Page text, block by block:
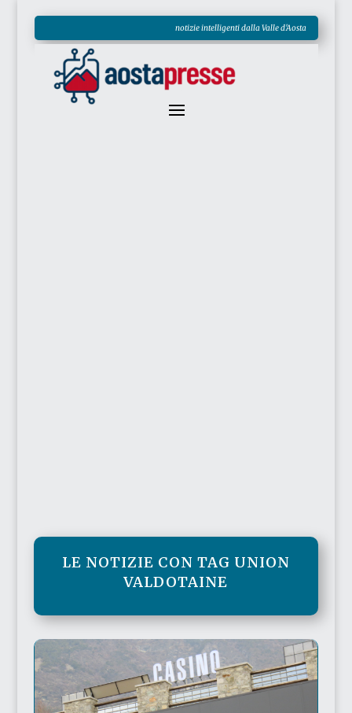
notizie intelligenti dalla Valle d'Aosta
LE NOTIZIE CON TAG UNION
VALDOTAINE